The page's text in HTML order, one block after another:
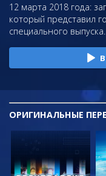
12 марта 2018 года:
который представил
специального выпуска.
ОРИГИНАЛЬНЫЕ